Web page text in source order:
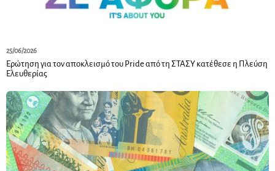
25/06/2026
Ερώτηση για τον αποκλεισμό του Pride από τη ΣΤΑΣΥ κατέθεσε η Πλεύση
Ελευθερίας